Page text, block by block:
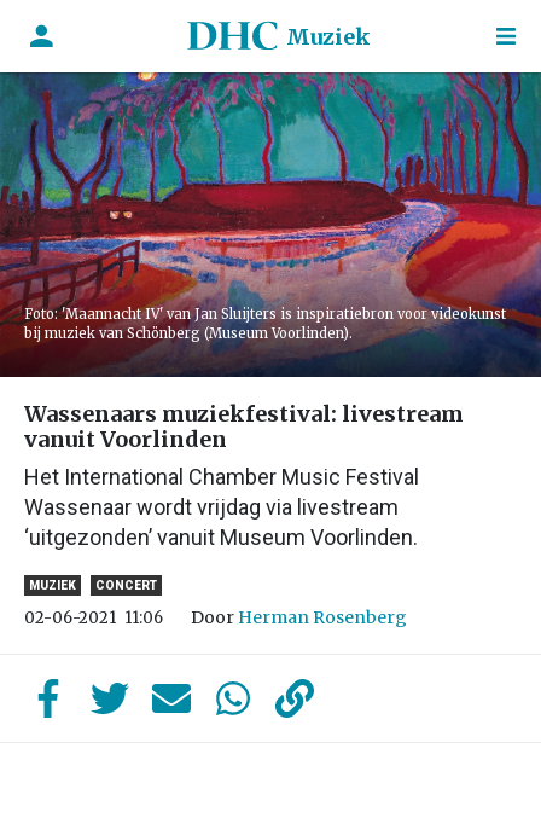
Muziek
Foto: 'Maannacht IV' van Jan Sluijters is inspiratiebron voor videokunst
bij muziek van Schönberg (Museum Voorlinden).
Wassenaars muziekfestival: livestream
vanuit Voorlinden
Het International Chamber Music Festival
Wassenaar wordt vrijdag via livestream
‘uitgezonden’ vanuit Museum Voorlinden.
MUZIEK CONCERT
02-06-2021 11:06 Door Herman Rosenberg